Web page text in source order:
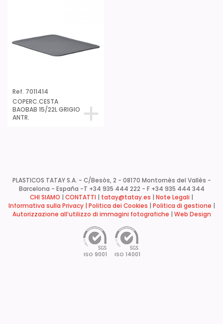
Ref. 7011414
COPERC.CESTA
BAOBAB 15/22L GRIGIO
ANTR.
PLASTICOS TATAY S.A. - C/Besòs, 2 - 08170 Montornès del Vallès -
Barcelona - España -T +34 935 444 222 - F +34 935 444 344
CHI SIAMO
CONTATTI tatay@tatay.es Note Legali
Informativa sulla Privacy | Politica dei Cookies Politica di gestione
Autorizzazione all’utilizzo di immagini fotografiche
Web Design
ISO 9001 ISO 14001